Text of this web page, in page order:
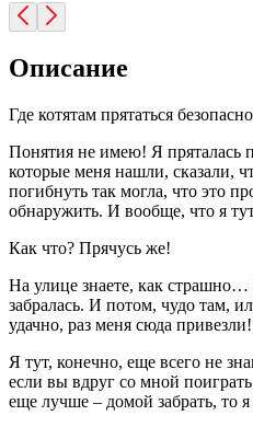
Описание
Где котятам прятаться
Понятия не имею! Я
которые меня нашли, сказали,
погибнуть так могла, что это
обнаружить. И вообще, что я
Как что? Прячусь же!
На улице знаете, как страшно…
забралась. И потом, чудо там,
удачно, раз меня сюда привезли!
Я тут, конечно, еще всего не
если вы вдруг со мной
еще лучше – домой забрать, то